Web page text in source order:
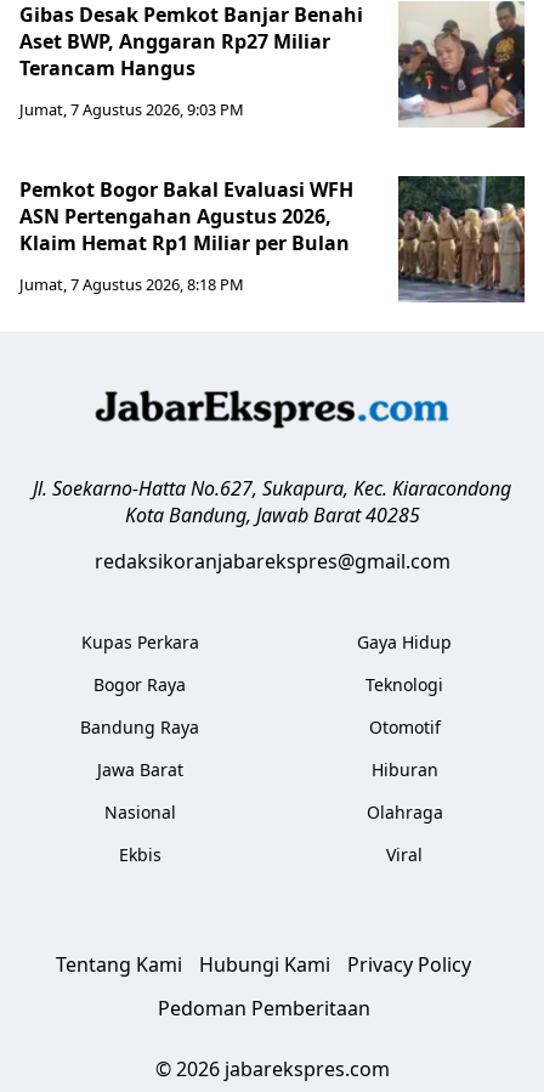
Gibas Desak Pemkot Banjar Benahi
Aset BWP, Anggaran Rp27 Miliar
Terancam Hangus
Jumat, 7 Agustus 2026, 9:03 PM
Pemkot Bogor Bakal Evaluasi WFH
ASN Pertengahan Agustus 2026,
Klaim Hemat Rp1 Miliar per Bulan
Jumat, 7 Agustus 2026, 8:18 PM
Jl. Soekarno-Hatta No.627, Sukapura, Kec. Kiaracondong
Kota Bandung, Jawab Barat 40285
redaksikoranjabarekspres@gmail.com
Kupas Perkara
Bogor Raya
Bandung Raya
Jawa Barat
Nasional
Ekbis
Gaya Hidup
Teknologi
Otomotif
Hiburan
Olahraga
Viral
Tentang Kami Hubungi Kami
Privacy Policy
Pedoman Pemberitaan
© 2026 jabarekspres.com